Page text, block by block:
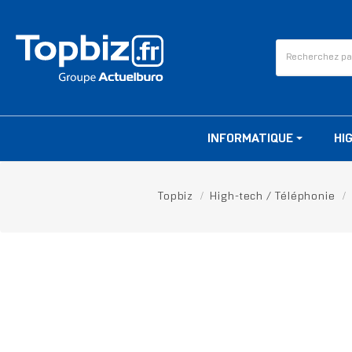
INFORMATIQUE
Topbiz High-tech / Téléphonie